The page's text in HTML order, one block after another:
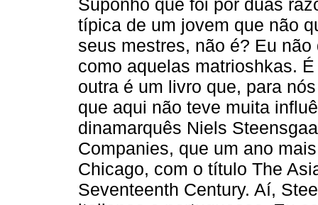
Suponho que foi por duas
típica de um jovem que não
seus mestres, não é? Eu não
como aquelas matrioshkas.
outra é um livro que, para
que aqui não teve muita
dinamarquês Niels
Companies, que um ano
Chicago, com o título The
Seventeenth Century. Aí,